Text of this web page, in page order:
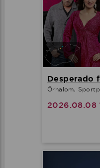
Desperado
Őrhalom,
2026.08.08